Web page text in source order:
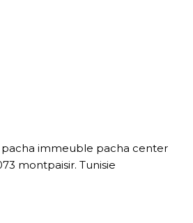
pacha immeuble pacha center
montpaisir. Tunisie